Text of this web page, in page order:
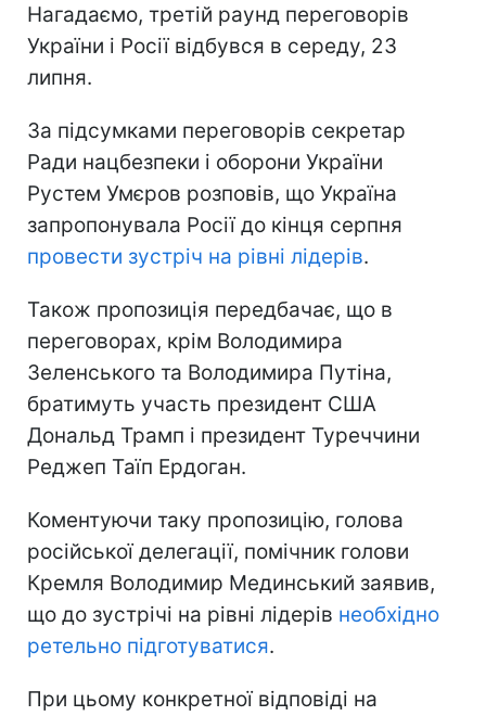
Нагадаємо, третій раунд переговорів
України і Росії відбувся в середу, 23
липня.
За підсумками переговорів секретар
Ради нацбезпеки і оборони України
Рустем Умєров розповів, що Україна
запропонувала Росії до кінця серпня
провести зустріч на рівні лідерів.
Також пропозиція передбачає, що в
переговорах, крім Володимира
Зеленського та Володимира Путіна,
братимуть участь президент США
Дональд Трамп і президент Туреччини
Реджеп Таїп Ердоган.
Коментуючи таку пропозицію, голова
російської делегації, помічник голови
Кремля Володимир Мединський заявив,
що до зустрічі на рівні лідерів необхідно
ретельно підготуватися.
При цьому конкретної відповіді на